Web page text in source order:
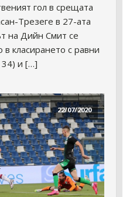
гол в срещата
Трезеге в 27-ата
на Дийн Смит се
класирането с равни
34) и […]
22/07/2020